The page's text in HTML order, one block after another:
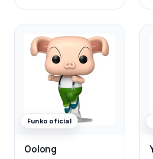
Funko oficial
Oolong